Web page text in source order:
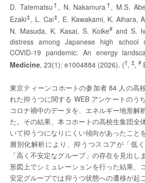
D. Tatematsu† , N. Nakamura †, M.S.
Ezaki‡, L. Cai‡, E. Kawakami, K. Aihara,
N. Masuda, K. Kasai, S. Koike#and S.
distress among Japanese high school
COVID-19 pandemic: An energy
Medicine, 23(1): e1004884 (2026). (†, ‡, #
東京ティーンコホートの参加者 84 人の高
れた抑うつに関する WEB アンケートのう
コロナ禍中のデータを、エネルギー地形解
た。その結果、本コホートの高校生集団全
いて抑うつになりにくい傾向があったこと
層別化解析により、抑うつスコアが「低
「高く不安定なグループ」の存在を見出し
形図上でシミュレーションを行った結果、
安定グループでは抑うつ状態への遷移が起